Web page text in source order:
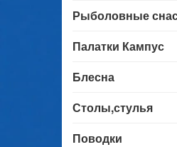
Рыболовные
Палатки Кампус
Блесна
Столы,стулья
Поводки